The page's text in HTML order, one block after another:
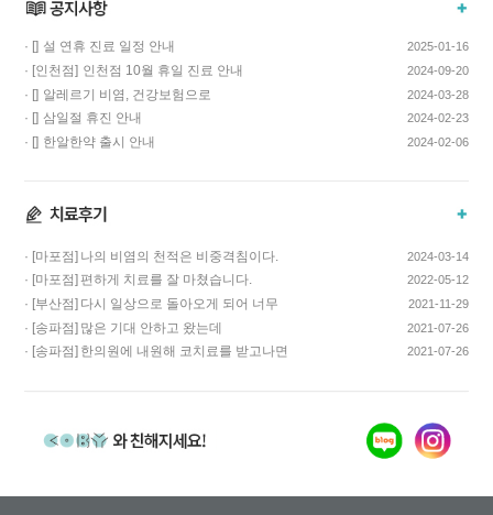
· [] 설 연휴 진료 일정 안내 2025-01-16
· [인천점] 인천점 10월 휴일 진료 안내 2024-09-20
· [] 알레르기 비염, 건강보험으로
치료하고 비용…
2024-03-28
· [] 삼일절 휴진 안내 2024-02-23
· [] 한알한약 출시 안내 2024-02-06
· [마포점] 나의 비염의 천적은 비중격침이다. 2024-03-14
· [마포점] 편하게 치료를 잘 마쳤습니다. 2022-05-12
· [부산점] 다시 일상으로 돌아오게 되어 너무
기쁩니다…
2021-11-29
· [송파점] 많은 기대 안하고 왔는데
코스요리처럼 이어…
2021-07-26
· [송파점] 한의원에 내원해 코치료를 받고나면
2021-07-26